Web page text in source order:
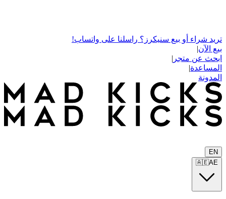
تريد شراء أو بيع سنيكرز؟ راسلنا على واتساب!
بيع الآن|
ابحث عن متجر |
المساعدة|
المدونة
EN
🇦🇪AE